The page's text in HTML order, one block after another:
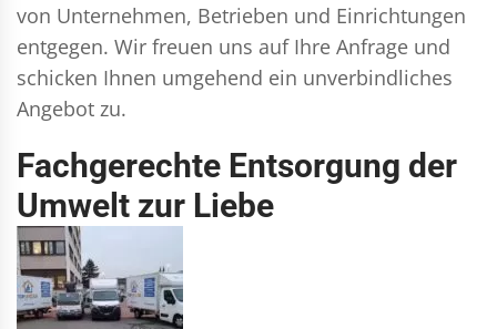
von Unternehmen, Betrieben und Einrichtungen
entgegen. Wir freuen uns auf Ihre Anfrage und
schicken Ihnen umgehend ein unverbindliches
Angebot zu.
Fachgerechte Entsorgung der
Umwelt zur Liebe